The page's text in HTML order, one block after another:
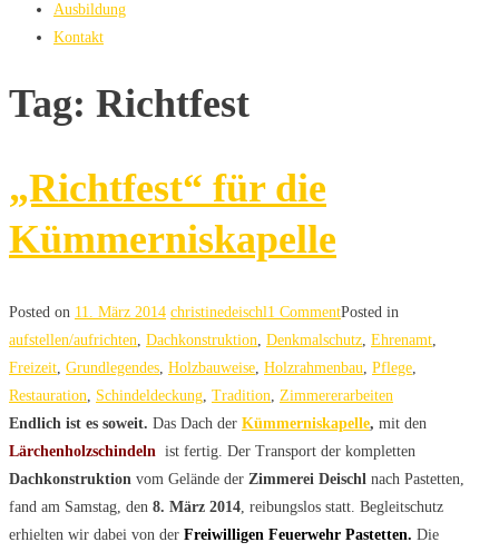
Ausbildung
Kontakt
Tag: Richtfest
„Richtfest“ für die
Kümmerniskapelle
Posted on 11. März 2014 christinedeischl 1 CommentPosted in
aufstellen/aufrichten Dachkonstruktion Denkmalschutz Ehrenamt
Freizeit Grundlegendes Holzbauweise Holzrahmenbau Pflege
Restauration
Schindeldeckung Tradition
Zimmererarbeiten
Endlich ist es soweit. Das Dach der Kümmerniskapelle, mit den
Lärchenholzschindeln ist fertig. Der Transport der kompletten
Dachkonstruktion vom Gelände der Zimmerei Deischl nach Pastetten,
fand am Samstag, den 8. März 2014 , reibungslos statt. Begleitschutz
erhielten wir dabei von der Freiwilligen Feuerwehr Pastetten. Die